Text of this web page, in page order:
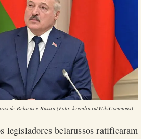
de Belarus e Rússia (Foto: kremlin.ru/WikiCommons)
legisladores belarussos ratificaram